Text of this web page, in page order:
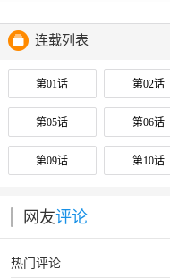
连载列表
第01话 第02话
第05话 第06话
第09话 第10话
网友评论
热门评论